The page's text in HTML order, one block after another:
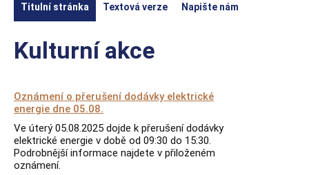
Titulní stránka Textová verze Napište nám
Kulturní akce
Oznámení o přerušení dodávky elektrické
energie dne 05.08.
Ve úterý 05.08.2025 dojde k přerušení dodávky
elektrické energie v době od 09:30 do 15:30.
Podrobnější informace najdete v přiloženém
oznámení.